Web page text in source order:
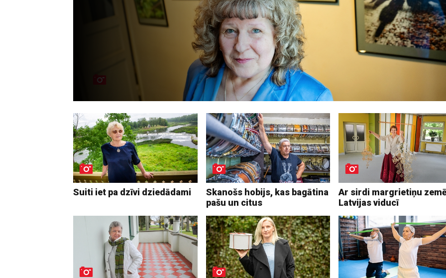
Suiti iet pa dzīvi dziedādami
Skanošs hobijs, kas bagātina
pašu un citus
Ar sirdi margrietiņu
Latvijas viducī